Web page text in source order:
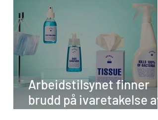
Arbeidstilsynet finner
brudd på ivaretakelse av